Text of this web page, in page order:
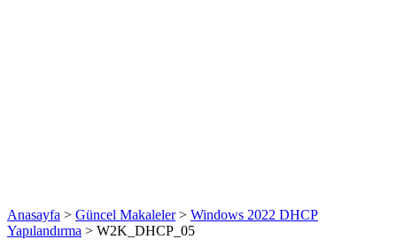
Anasayfa > Güncel Makaleler> Windows 2022 DHCP
Yapılandırma > W2K_DHCP_05